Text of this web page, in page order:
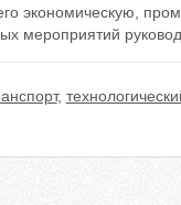
экономическую,
мероприятий
,